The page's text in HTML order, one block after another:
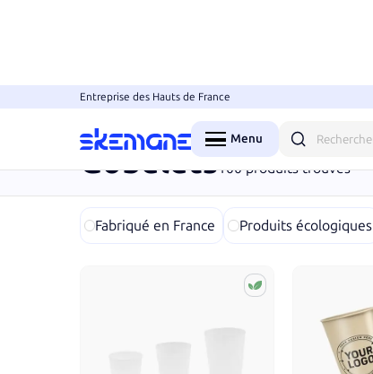
Entreprise des Hauts de France
Menu
Gobelets100produits trouvés
Fabriqué en France Produits écologiques